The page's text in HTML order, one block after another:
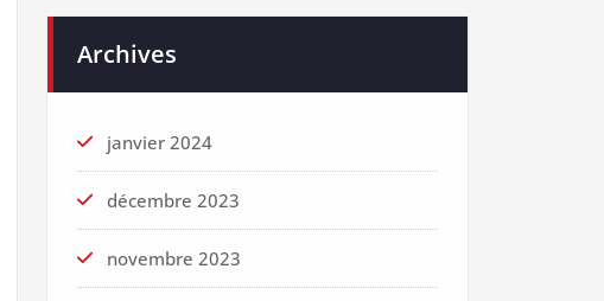
Archives
janvier 2024
décembre 2023
novembre 2023